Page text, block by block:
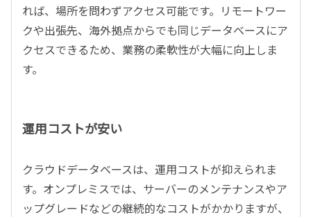
れば、場所を問わずアクセス可能です。リモートワー
クや出張先、海外拠点からでも同じデータベースにア
クセスできるため、業務の柔軟性が大幅に向上しま
す。
運用コストが安い
クラウドデータベースは、運用コストが抑えられま
す。オンプレミスでは、サーバーのメンテナンスやア
ップグレードなどの継続的なコストがかかりますが、